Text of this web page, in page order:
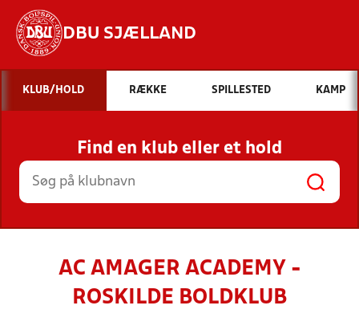
DBU SJÆLLAND
Hvad vil du søge efter?
INDHOLD OG NYHEDER
STILLINGER, RESULTATER, KLUBBER OG
HOLD
KLUB/HOLD RÆKKE SPILLESTED KAMP
Find en klub eller et hold
AC AMAGER ACADEMY -
ROSKILDE BOLDKLUB